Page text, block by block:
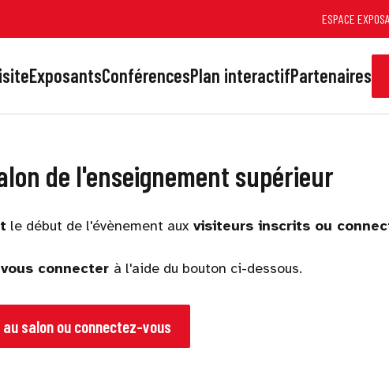
ESPACE
ExposantsConférencesPlan interactifPartenaires
de l'enseignement supérieur
le début de l'évènement auxvisiteurs inscrits ou
vous connecter à l'aide du bouton ci-dessous.
salon ou connectez-vous